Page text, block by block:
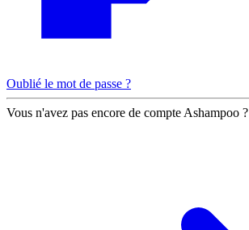
Oublié le mot de passe ?
Vous n'avez pas encore de compte Ashampoo ?